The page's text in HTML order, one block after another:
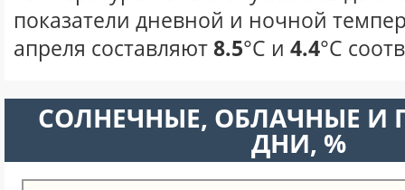
показатели дневной и ночной
апреля составляют8.5°С и 4.4°С
CОЛНЕЧНЫЕ, ОБЛАЧНЫЕ И
ДНИ, %